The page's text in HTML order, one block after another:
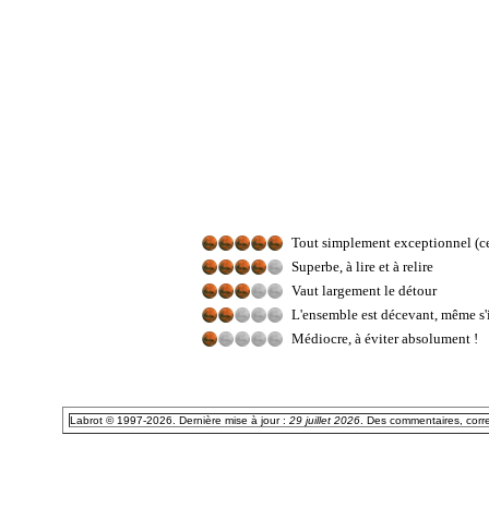
Tout simplement exceptionnel
Superbe, à lire et à relire
Vaut largement le détour
L'ensemble est décevant, même
Médiocre, à éviter absolument !
Labrot © 1997-2026. Dernière mise à jour : 29 juillet 2026. Des commentaires,